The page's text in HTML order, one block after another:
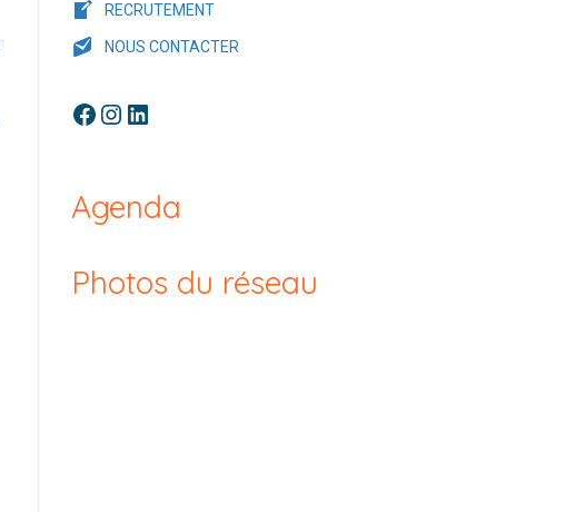
RECRUTEMENT
NOUS CONTACTER
Facebook Instagram LinkedIn
Agenda
Photos du réseau